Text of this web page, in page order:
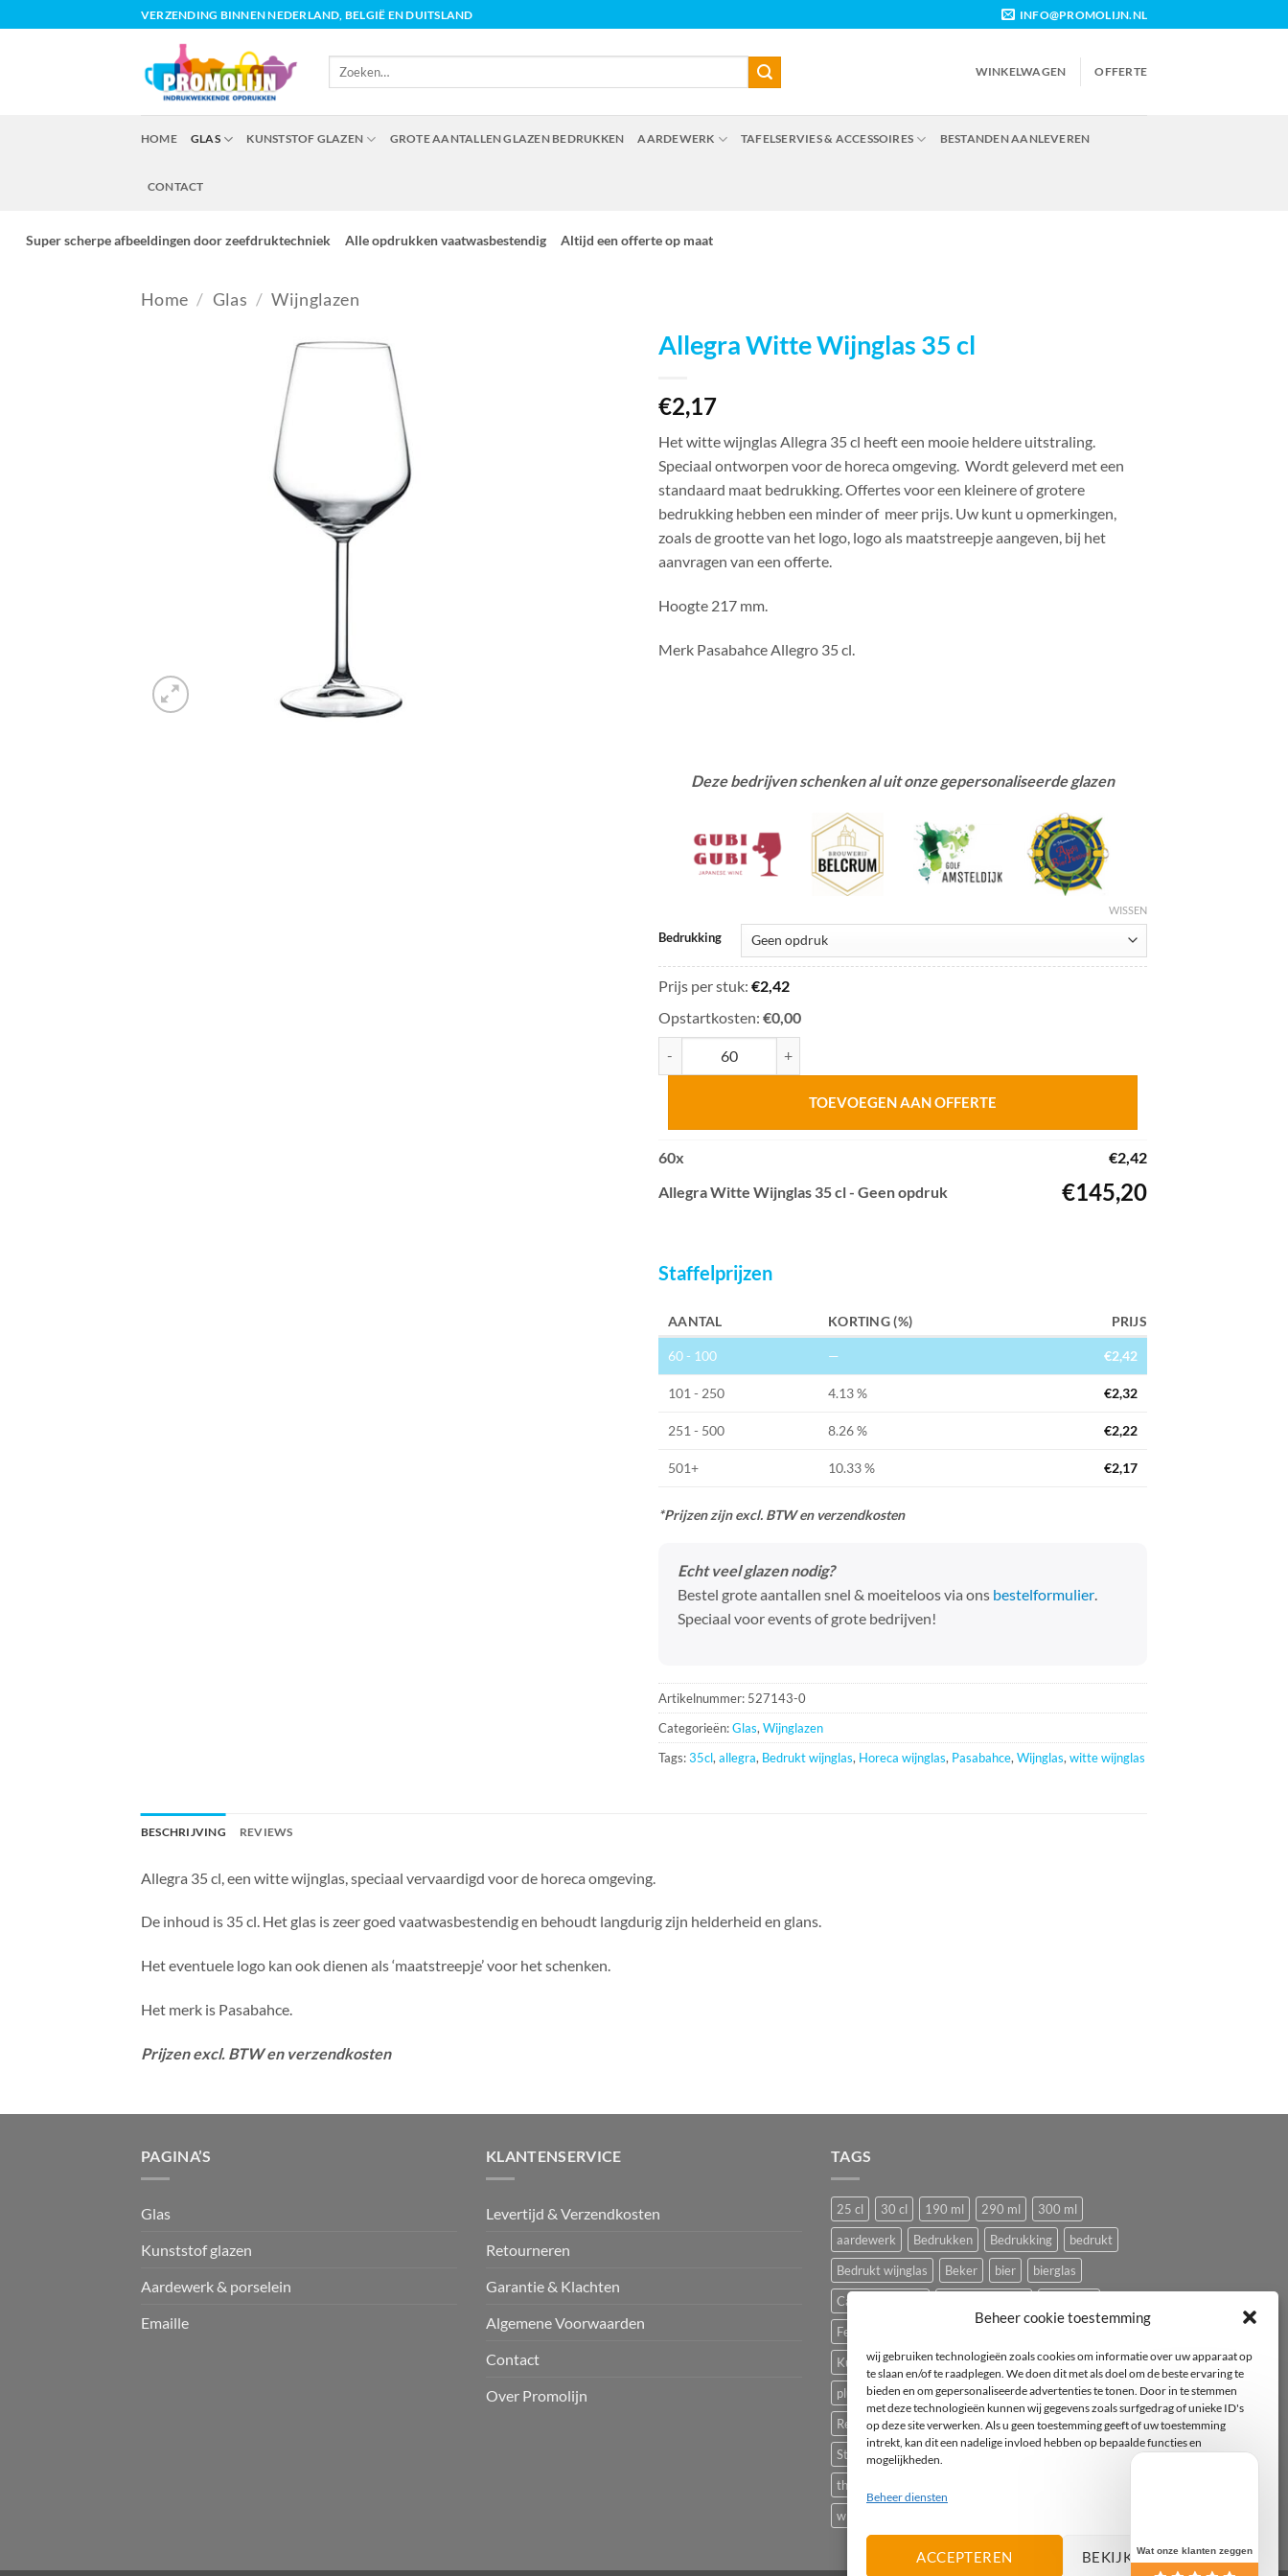
Beheer cookie toestemming
wij gebruiken technologieën zoals cookies om informatie over uw apparaat op
te slaan en/of te raadplegen. We doen dit met als doel om de beste ervaring te
bieden en om gepersonaliseerde advertenties te tonen. Door in te stemmen
met deze technologieën kunnen wij gegevens zoals surfgedrag of unieke ID's
op deze site verwerken. Als u geen toestemming geeft of uw toestemming
intrekt, kan dit een nadelige invloed hebben op bepaalde functies en
mogelijkheden.
Beheer diensten
ACCEPTEREN BEKIJK VOORKEUREN
naar
VERZENDING BINNEN NEDERLAND, BELGIË EN DUITSLAND INFO@PROMOLIJN.NL
Zoeken
WINKELWAGEN OFFERTE
HOME GLAS KUNSTSTOF GLAZEN GROTE AANTALLEN GLAZEN BEDRUKKEN AARDEWERK TAFELSERVIES & ACCESSOIRES BESTANDEN AANLEVEREN
CONTACT
Super scherpe afbeeldingen door zeefdruktechniek Alle opdrukken vaatwasbestendig Altijd een offerte op maat
Home / Glas / Wijnglazen
Allegra Witte Wijnglas 35 cl
€2,17
Het witte wijnglas Allegra 35 cl heeft een mooie heldere uitstraling.
Speciaal ontworpen voor de horeca omgeving. Wordt geleverd met een
standaard maat bedrukking. Offertes voor een kleinere of grotere
bedrukking hebben een minder of meer prijs. Uw kunt u opmerkingen,
zoals de grootte van het logo, logo als maatstreepje aangeven, bij het
aanvragen van een offerte.
Hoogte 217 mm.
Merk Pasabahce Allegro 35 cl.
Deze bedrijven schenken al uit onze gepersonaliseerde glazen
Bedrukking
WISSEN
Prijs per stuk: €2,42
Opstartkosten: €0,00
TOEVOEGEN AAN OFFERTE
60x €2,42
Allegra Witte Wijnglas 35 cl - Geen opdruk
€145,20
Staffelprijzen
AANTAL KORTING (%) PRIJS
60 - 100 — €2,42
101 - 250 4.13 % €2,32
251 - 500 8.26 % €2,22
501+ 10.33 % €2,17
*Prijzen zijn excl. BTW en verzendkosten
Echt veel glazen nodig?
Bestel grote aantallen snel & moeiteloos via ons bestelformulier.
Speciaal voor events of grote bedrijven!
Artikelnummer: 527143-0
Categorieën:Glas, Wijnglazen
Tags:35cl, allegra, Bedrukt wijnglas, Horeca wijnglas, Pasabahce, Wijnglas, witte wijnglas
BESCHRIJVING REVIEWS
Allegra 35 cl, een witte wijnglas, speciaal vervaardigd voor de horeca omgeving.
De inhoud is 35 cl. Het glas is zeer goed vaatwasbestendig en behoudt langdurig zijn helderheid en glans.
Het eventuele logo kan ook dienen als ‘maatstreepje’ voor het schenken.
Het merk is Pasabahce.
Prijzen excl. BTW en verzendkosten
PAGINA’S
Glas
Kunststof glazen
Aardewerk & porselein
Emaille
KLANTENSERVICE
Levertijd & Verzendkosten
Retourneren
Garantie & Klachten
Algemene Voorwaarden
Contact
Over Promolijn
TAGS
25 cl 30 cl 190 ml 290 ml
300 ml
aardewerk
Bedrukken Bedrukking
bedrukt
Bedrukt wijnglas
Beker bier
bierglas
Camping glazen
Festival glas
Kunststof
logo mok mus
Pasabahce
pluimvee
porselein Proefglas
proefglazen
Recyclebaar
rode wijnglas
Royal Leerdam
Stapelbaar
Tasting
theepotje
wit
Wat onze klanten zeggen